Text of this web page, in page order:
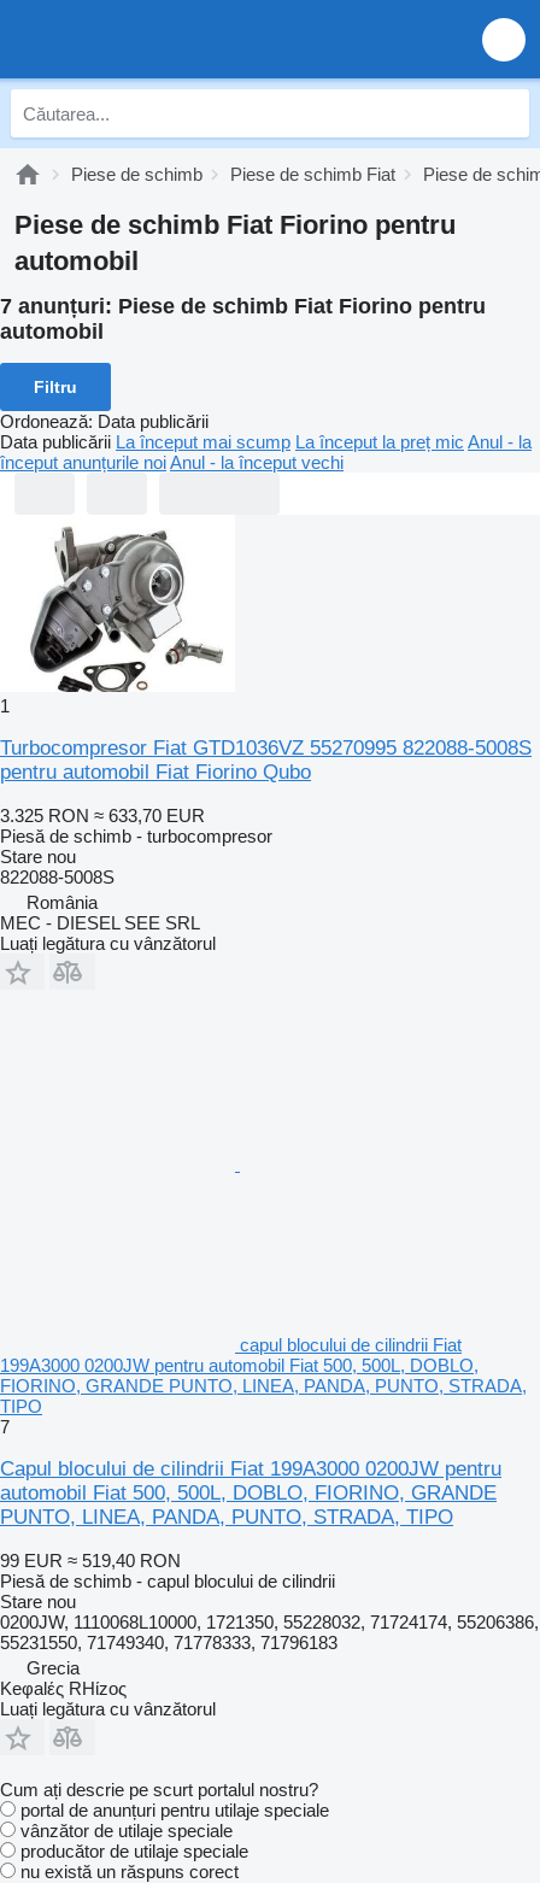
Piese de schimb Piese de schimb Fiat Piese de
Piese de schimb Fiat Fiorino pentru
automobil
7 anunțuri: Piese de schimb Fiat Fiorino pentru
automobil
Filtru
Ordonează: Data publicării
Data publicării La început mai scump La început la preț mic Anul - la
început anunțurile noiAnul - la început vechi
1
Turbocompresor Fiat GTD1036VZ 55270995 822088-5008S
pentru automobil Fiat Fiorino Qubo
3.325 RON ≈ 633,70 EUR
Piesă de schimb - turbocompresor
Stare nou
822088-5008S
România
MEC - DIESEL SEE SRL
Luați legătura cu vânzătorul
capul blocului de cilindrii Fiat
199A3000 0200JW pentru automobil Fiat 500, 500L, DOBLO,
FIORINO, GRANDE PUNTO, LINEA, PANDA, PUNTO, STRADA,
TIPO
7
Capul blocului de cilindrii Fiat 199A3000 0200JW pentru
automobil Fiat 500, 500L, DOBLO, FIORINO, GRANDE
PUNTO, LINEA, PANDA, PUNTO, STRADA, TIPO
99 EUR ≈ 519,40 RON
Piesă de schimb - capul blocului de cilindrii
Stare nou
0200JW, 1110068L10000, 1721350, 55228032, 71724174, 55206386,
55231550, 71749340, 71778333, 71796183
Grecia
Keφalές RHίzoς
Luați legătura cu vânzătorul
Cum ați descrie pe scurt portalul nostru?
portal de anunțuri pentru utilaje speciale
vânzător de utilaje speciale
producător de utilaje speciale
nu există un răspuns corect